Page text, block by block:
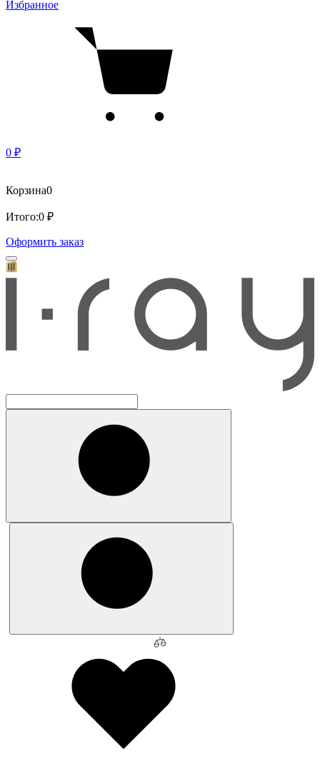
Избранное
0 ₽
Корзина0
Итого:0 ₽
Оформить заказ